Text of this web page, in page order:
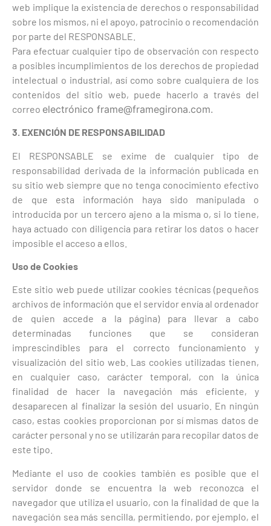
web implique la existencia de derechos o responsabilidad
sobre los mismos, ni el apoyo, patrocinio o recomendación
por parte del RESPONSABLE.
Para efectuar cualquier tipo de observación con respecto
a posibles incumplimientos de los derechos de propiedad
intelectual o industrial, así como sobre cualquiera de los
contenidos del sitio web, puede hacerlo a través del
correo electrónico frame@framegirona.com.
3. EXENCIÓN DE RESPONSABILIDAD
El RESPONSABLE se exime de cualquier tipo de
responsabilidad derivada de la información publicada en
su sitio web siempre que no tenga conocimiento efectivo
de que esta información haya sido manipulada o
introducida por un tercero ajeno a la misma o, si lo tiene,
haya actuado con diligencia para retirar los datos o hacer
imposible el acceso a ellos.
Uso de Cookies
Este sitio web puede utilizar cookies técnicas (pequeños
archivos de información que el servidor envía al ordenador
de quien accede a la página) para llevar a cabo
determinadas funciones que se consideran
imprescindibles para el correcto funcionamiento y
visualización del sitio web. Las cookies utilizadas tienen,
en cualquier caso, carácter temporal, con la única
finalidad de hacer la navegación más eficiente, y
desaparecen al finalizar la sesión del usuario. En ningún
caso, estas cookies proporcionan por sí mismas datos de
carácter personal y no se utilizarán para recopilar datos de
este tipo.
Mediante el uso de cookies también es posible que el
servidor donde se encuentra la web reconozca el
navegador que utiliza el usuario, con la finalidad de que la
navegación sea más sencilla, permitiendo, por ejemplo, el